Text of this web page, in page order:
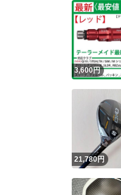
3,600円
21,780円